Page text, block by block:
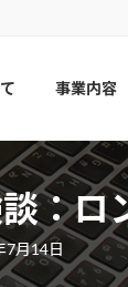
事業内容
：ロ
7月14日